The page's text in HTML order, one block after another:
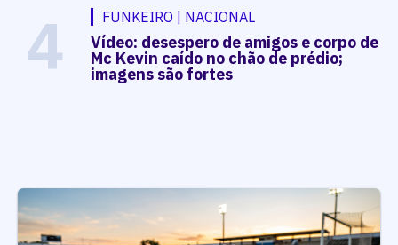
4 FUNKEIRO | NACIONAL
Vídeo: desespero de amigos e corpo de
Mc Kevin caído no chão de prédio;
imagens são fortes